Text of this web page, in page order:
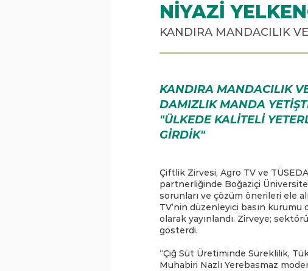
NİYAZİ
KANDIRA MANDACILIK
KANDIRA MANDACILIK
DAMIZLIK MANDA
"ÜLKEDE KALİTELİ
GİRDİK"
Çiftlik Zirvesi, Agro TV ve
partnerliğinde Boğaziçi
sorunları ve çözüm önerileri ele
TV’nin düzenleyici basın kurumu
olarak yayınlandı. Zirveye;
gösterdi.
“Çiğ Süt Üretiminde Süreklilik,
Muhabiri Nazlı Yerebasmaz